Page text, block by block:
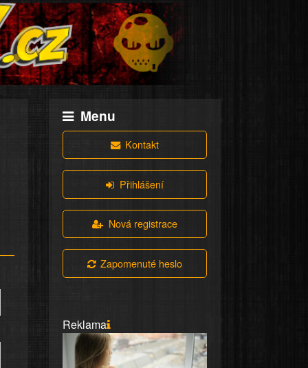
Menu
Kontakt
Přihlášení
Nová registrace
Zapomenuté heslo
Reklama